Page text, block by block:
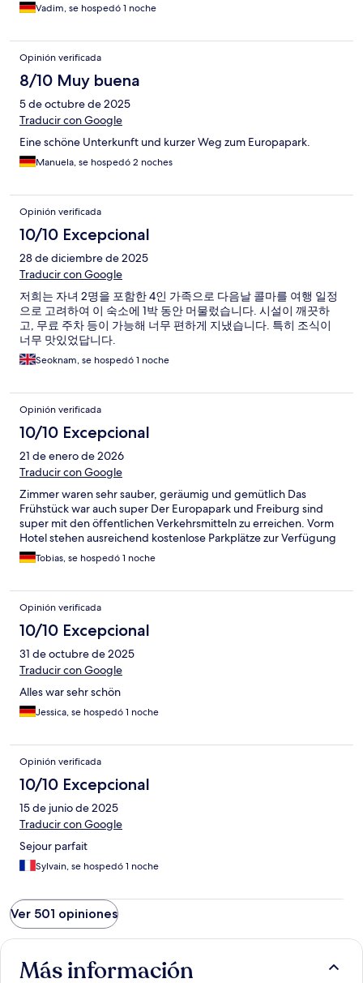
Vadim, se hospedó 1 noche
Opinión verificada
8/10 Muy buena
5 de octubre de 2025
Traducir con Google
Eine schöne Unterkunft und kurzer Weg zum Europapark.
Manuela, se hospedó 2 noches
Opinión verificada
10/10 Excepcional
28 de diciembre de 2025
Traducir con Google
저희는 자녀 2명을 포함한 4인 가족으로 다음날 콜마를 여행 일정
으로 고려하여 이 숙소에 1박 동안 머물렀습니다. 시설이 깨끗하
고, 무료 주차 등이 가능해 너무 편하게 지냈습니다. 특히 조식이
너무 맛있었답니다.
Seoknam, se hospedó 1 noche
Opinión verificada
10/10 Excepcional
21 de enero de 2026
Traducir con Google
Zimmer waren sehr sauber, geräumig und gemütlich Das
Frühstück war auch super Der Europapark und Freiburg sind
super mit den öffentlichen Verkehrsmitteln zu erreichen. Vorm
Hotel stehen ausreichend kostenlose Parkplätze zur Verfügung
Tobias, se hospedó 1 noche
Opinión verificada
10/10 Excepcional
31 de octubre de 2025
Traducir con Google
Alles war sehr schön
Jessica, se hospedó 1 noche
Opinión verificada
10/10 Excepcional
15 de junio de 2025
Traducir con Google
Sejour parfait
Sylvain, se hospedó 1 noche
Ver 501 opiniones
Más información